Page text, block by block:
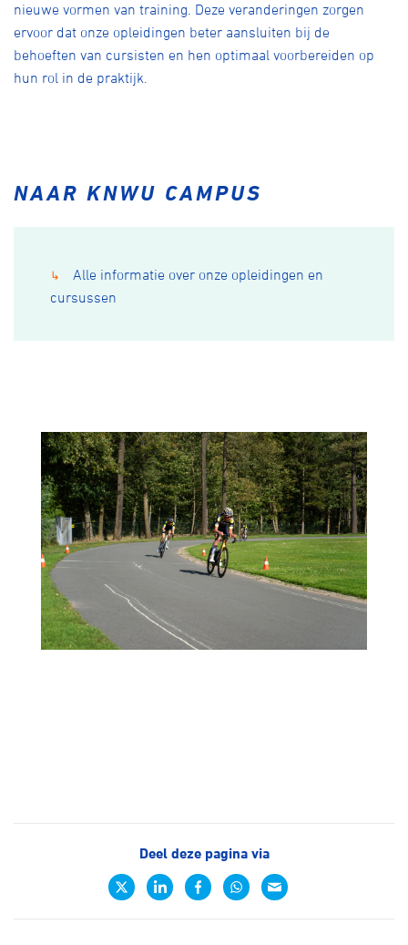
nieuwe vormen van training. Deze veranderingen zorgen
ervoor dat onze opleidingen beter aansluiten bij de
behoeften van cursisten en hen optimaal voorbereiden op
hun rol in de praktijk.
NAAR KNWU CAMPUS
↳
Alle informatie over onze opleidingen en
cursussen
Deel deze pagina via